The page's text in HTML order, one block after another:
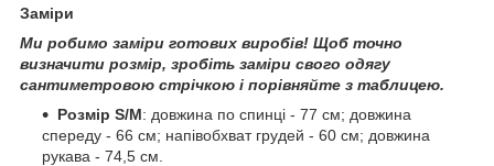
Заміри
Ми робимо заміри готових виробів! Щоб точно
визначити розмір, зробіть заміри свого одягу
сантиметровою стрічкою і порівняйте з таблицею.
Розмір S/M: довжина по спинці - 77 см; довжина
спереду - 66 см; напівобхват грудей - 60 см; довжина
рукава - 74,5 см.